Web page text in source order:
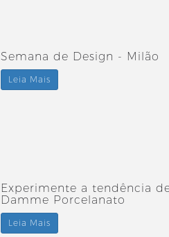
Semana de Design - Milão
Leia Mais
Experimente a tendência
Damme Porcelanato
Leia Mais